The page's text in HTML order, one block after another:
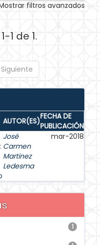
filtros avanzados
1 de 1.
Siguiente
AUTOR(ES)FECHA DE
PUBLICACIÓN
José
Carmen
Martinez
Ledesma
mar-2018
1